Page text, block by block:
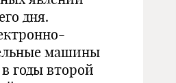
дня.
машины
годы второй